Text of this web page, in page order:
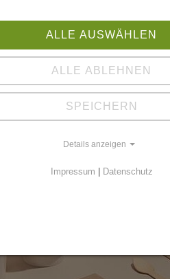
IT für das Gesundheitswesen
ALLE AUSWÄHLEN
ALLE ABLEHNEN
SPEICHERN
Details anzeigen
Impressum Datenschutz